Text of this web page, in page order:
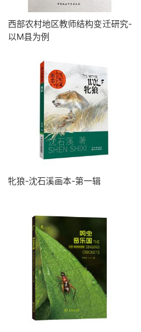
西部农村地区教师结构变迁研究-
以M县为例
牝狼-沈石溪画本-第一辑